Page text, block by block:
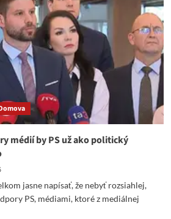
médií by PS už ako politický
jasne napísať, že nebyť rozsiahlej,
PS, médiami, ktoré z mediálnej